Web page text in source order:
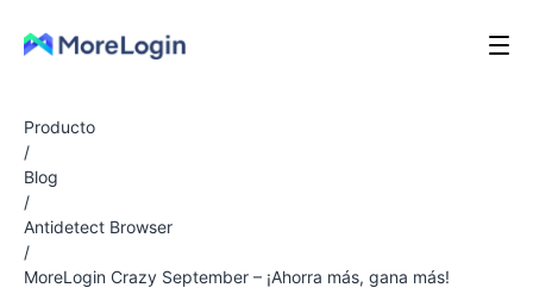
Producto
/
Blog
/
Antidetect Browser
/
MoreLogin Crazy September – ¡Ahorra más, gana más!